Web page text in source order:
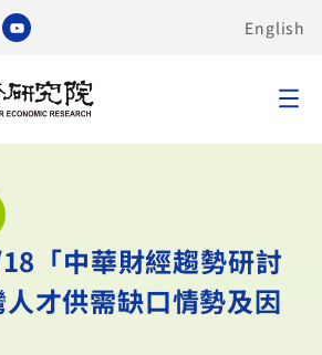
English
18「中華財經趨勢研討
才供需缺口情勢及因